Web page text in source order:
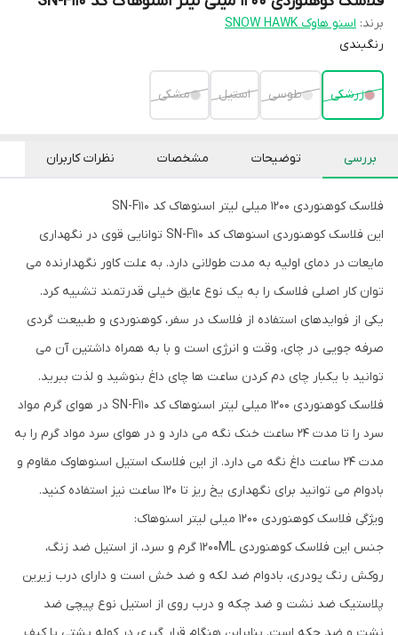
برند: اسنو هاوک SNOW HAWK
رنگبندی
زرشکی طوسی استیل مشکی
بررسی توضیحات مشخصات نظرات کاربران
فلاسک کوهنوردی 1200 میلی لیتر اسنوهاک کد SN-F110
این فلاسک کوهنوردی اسنوهاک کد SN-F110 توانایی قوی در نگهداری
مایعات در دمای اولیه به مدت طولانی دارد. به علت کاور نگهدارنده می
توان کار اصلی فلاسک را به یک نوع عایق خیلی قدرتمند تشبیه کرد.
یکی از فوایدهای استفاده از فلاسک در سفر، کوهنوردی و طبیعت گردی
صرفه جویی در چای، وقت و انرژی است و با به همراه داشتین آن می
توانید با یکبار چای دم کردن ساعت ها چای داغ بنوشید و لذت ببرید.
فلاسک کوهنوردی 1200 میلی لیتر اسنوهاک کد SN-F110 در هوای گرم مواد
سرد را تا مدت ۲۴ ساعت خنک نگه می دارد و در هوای سرد مواد گرم را به
مدت ۲۴ ساعت داغ نگه می دارد. از این فلاسک استیل اسنوهاوک مقاوم و
بادوام می توانید برای نگهداری یخ ریز تا ۱۲۰ ساعت نیز استفاده کنید.
ویژگی فلاسک کوهنوردی 1200 میلی لیتر اسنوهاک:
جنس این فلاسک کوهنوردی 1200ML گرم و سرد، از استیل ضد زنگ،
روکش رنگ پودری، بادوام ضد لکه و ضد خش است و دارای درب زیرین
پلاستیک ضد نشت و ضد چکه و درب روی از استیل نوع پیچی ضد